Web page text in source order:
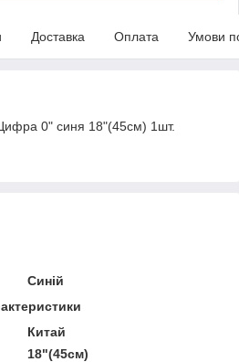
Доставка Оплата Умови
0" синя 18"(45см) 1шт.
Синій
Китай
18"(45см)